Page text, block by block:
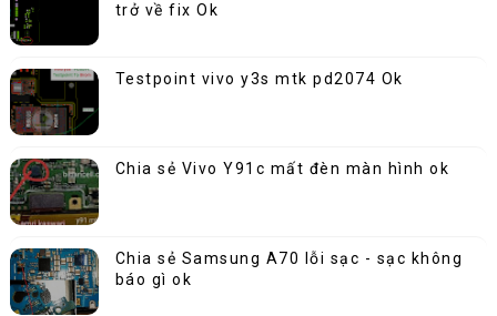
trở về fix Ok
Testpoint vivo y3s mtk pd2074 Ok
Chia sẻ Vivo Y91c mất đèn màn hình ok
Chia sẻ Samsung A70 lỗi sạc - sạc không
báo gì ok